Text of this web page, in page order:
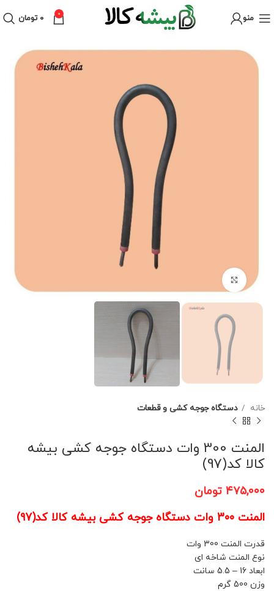
منو 0 ۰ تومان
خانه دستگاه جوجه کشی و قطعات
المنت 300 وات دستگاه جوجه کشی بیشه
کالا کد(97)
۴۷۵,۰۰۰ تومان
المنت 300 وات دستگاه جوجه کشی بیشه کالا کد(97)
قدرت المنت 300 وات
نوع المنت شاخه ای
ابعاد 16 – 5.5 سانت
وزن 500 گرم